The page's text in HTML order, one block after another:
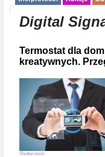
Digital
Termostat dla
kreatywnych.
Shutterstock